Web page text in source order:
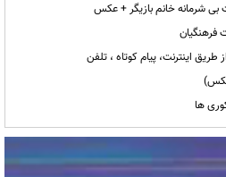
شرمانه خانم بازیگر + عکس
اینترنت، پیام کوتاه ، تلفن
ها